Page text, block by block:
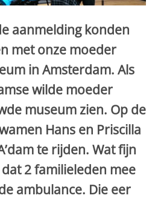
aanmelding konden
met onze moeder
in Amsterdam. Als
wilde moeder
museum zien. Op de
Hans en Priscilla
te rijden. Wat fijn
2 familieleden mee
ambulance. Die eer